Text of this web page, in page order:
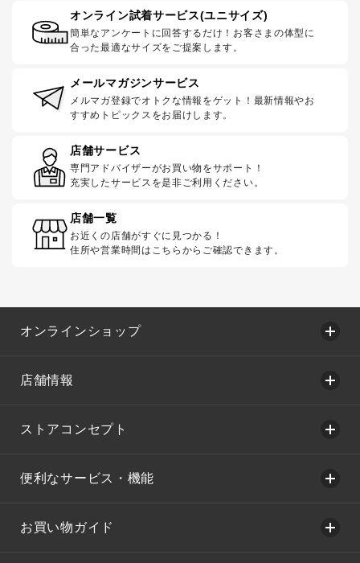
オンライン試着サービス(ユニサイズ)
簡単なアンケートに回答するだけ！お客さまの体型に
合った最適なサイズをご提案します。
メールマガジンサービス
メルマガ登録でオトクな情報をゲット！最新情報やお
すすめトピックスをお届けします。
店舗サービス
専門アドバイザーがお買い物をサポート！
充実したサービスを是非ご利用ください。
店舗一覧
お近くの店舗がすぐに見つかる！
住所や営業時間はこちらからご確認できます。
オンラインショップ
店舗情報
ストアコンセプト
便利なサービス・機能
お買い物ガイド